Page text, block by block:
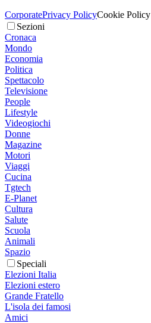
CorporatePrivacy PolicyCookie Policy
Sezioni
Cronaca
Mondo
Economia
Politica
Spettacolo
Televisione
People
Lifestyle
Videogiochi
Donne
Magazine
Motori
Viaggi
Cucina
Tgtech
E-Planet
Cultura
Salute
Scuola
Animali
Spazio
Speciali
Elezioni Italia
Elezioni estero
Grande Fratello
L'isola dei famosi
Amici